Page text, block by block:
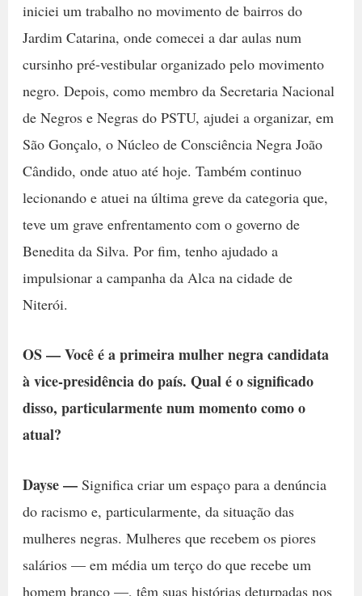
iniciei um trabalho no movimento de bairros do
Jardim Catarina, onde comecei a dar aulas num
cursinho pré-vestibular organizado pelo movimento
negro. Depois, como membro da Secretaria Nacional
de Negros e Negras do PSTU, ajudei a organizar, em
São Gonçalo, o Núcleo de Consciência Negra João
Cândido, onde atuo até hoje. Também continuo
lecionando e atuei na última greve da categoria que,
teve um grave enfrentamento com o governo de
Benedita da Silva. Por fim, tenho ajudado a
impulsionar a campanha da Alca na cidade de
Niterói.
OS — Você é a primeira mulher negra candidata
à vice-presidência do país. Qual é o significado
disso, particularmente num momento como o
atual?
Dayse — Significa criar um espaço para a denúncia
do racismo e, particularmente, da situação das
mulheres negras. Mulheres que recebem os piores
salários — em média um terço do que recebe um
homem branco —, têm suas histórias deturpadas nos